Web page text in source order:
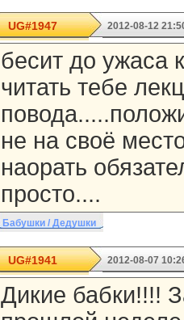
UG#1947 2012-08-12
бесит до ужаса
читать тебе
не на своё
наорать
просто....
Бабушки / Дедушки
UG#1941 2012-08-07
Дикие бабки!!!!